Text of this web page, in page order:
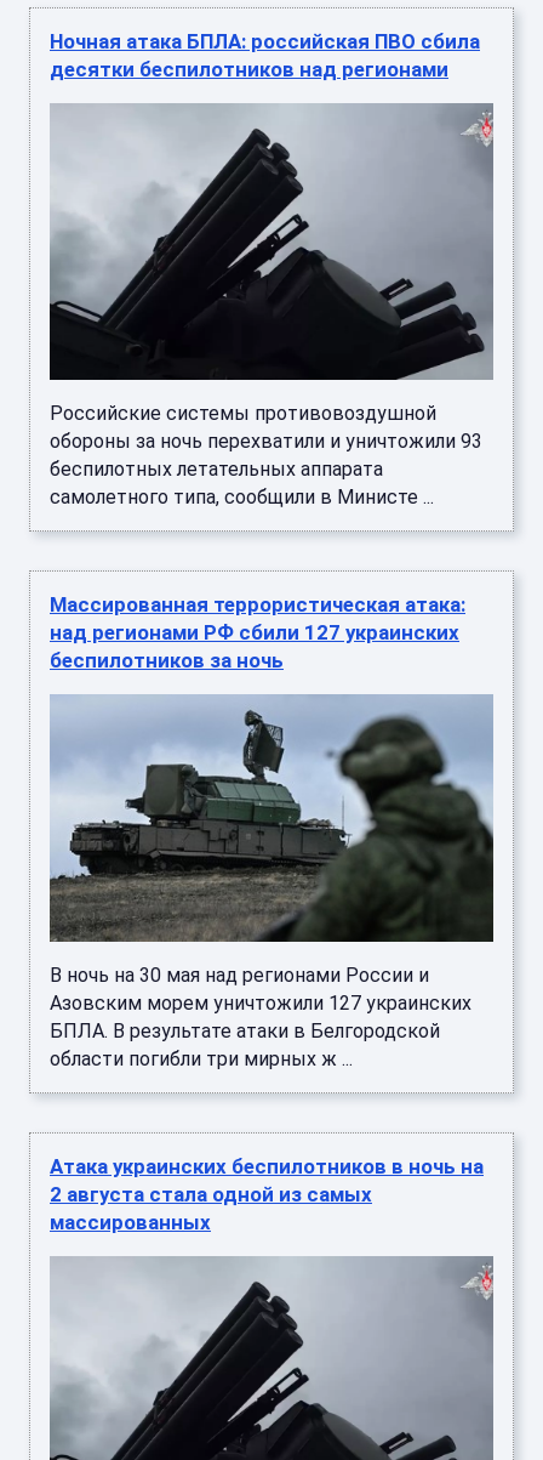
Ночная атака БПЛА: российская ПВО сбила
десятки беспилотников над регионами
Российские системы противовоздушной
обороны за ночь перехватили и уничтожили 93
беспилотных летательных аппарата
самолетного типа, сообщили в Министе ...
Массированная террористическая атака:
над регионами РФ сбили 127 украинских
беспилотников за ночь
В ночь на 30 мая над регионами России и
Азовским морем уничтожили 127 украинских
БПЛА. В результате атаки в Белгородской
области погибли три мирных ж ...
Атака украинских беспилотников в ночь на
2 августа стала одной из самых
массированных